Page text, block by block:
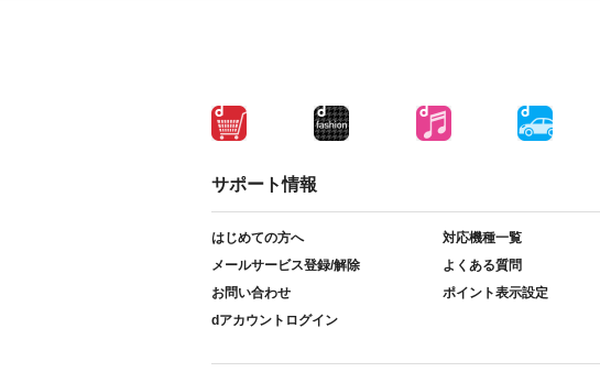
サポート情報
はじめての方へ
対応機種一覧
メールサービス登録/解除
よくある質問
お問い合わせ
ポイント表示設定
dアカウントログイン